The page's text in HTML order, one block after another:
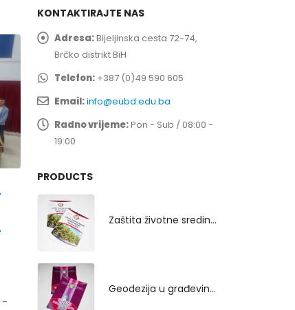
-
KONTAKTIRAJTE NAS
Adresa:Bijeljinska cesta 72-74,
Brčko distrikt BiH
Telefon: +387 (0)49 590 605
Email:info@eubd.edu.ba
Radno vrijeme:Pon - Sub / 08:00 -
19:00
PRODUCTS
Zaštita životne sredine rekultivacijom odlagališta
Geodezija u građevinarstvu